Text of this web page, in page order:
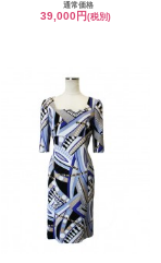
通常価格
39,000円(税別)